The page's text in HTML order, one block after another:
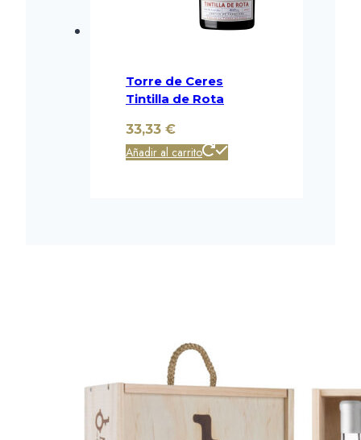
Torre de Ceres
Tintilla de Rota
33,33 €
Añadir al carrito